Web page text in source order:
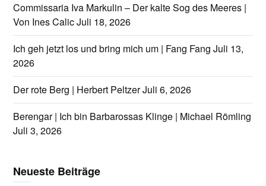
Commissaria Iva Markulin – Der kalte Sog des Meeres |
Von Ines CalicJuli 18, 2026
Ich geh jetzt los und bring mich um | Fang Fang Juli 13,
2026
Der rote Berg | Herbert PeltzerJuli 6, 2026
Berengar | Ich bin Barbarossas Klinge | Michael Römling
Juli 3, 2026
Neueste Beiträge